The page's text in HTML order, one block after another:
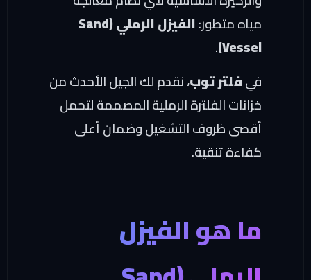
مياه متطور:
الفيزل الرملي (Sand
Vessel)
.
فيفلتر توب، نقدم لك الجيل الأحدث من
خزانات الفلترة الرملية المصممة لتحمل
أقصى ظروف التشغيل وضمان أعلى
كفاءة تنقية.
ما هو الفيزل